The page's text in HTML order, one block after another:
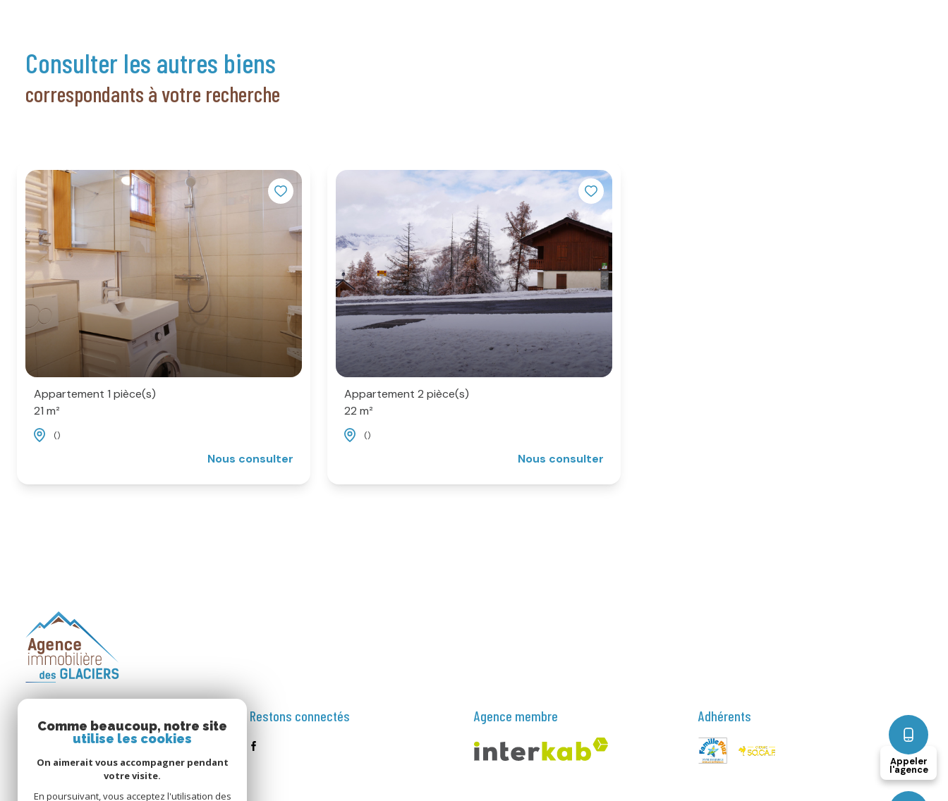
Appeler
l'agence
consulter les autres biens
correspondants à votre recherche
Appartement 1 pièce(s)
21 m²
()
Nous consulter
Appartement 2 pièce(s)
22 m²
()
Nous consulter
DES GLACIERS
04.79.04.22.86
Restons connectés Agence membre Adhérents
Comme beaucoup, notre site
utilise les cookies
On aimerait vous accompagner pendant
votre visite.
En poursuivant, vous acceptez l'utilisation des